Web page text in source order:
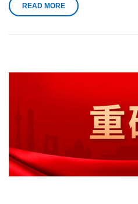
支部书记谢高辉同志主持会议。
READ MORE